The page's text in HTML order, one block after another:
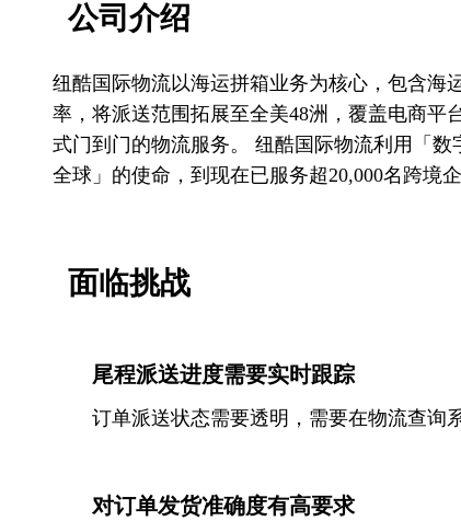
公司介绍
纽酷国际物流以海运拼箱业务为核心，包含海
率，将派送范围拓展至全美48洲，覆盖电商平
式门到门的物流服务。 纽酷国际物流利用「
全球」的使命，到现在已服务超20,000名跨境企
面临挑战
尾程派送进度需要实时跟踪
订单派送状态需要透明，需要在物流查询
对订单发货准确度有高要求